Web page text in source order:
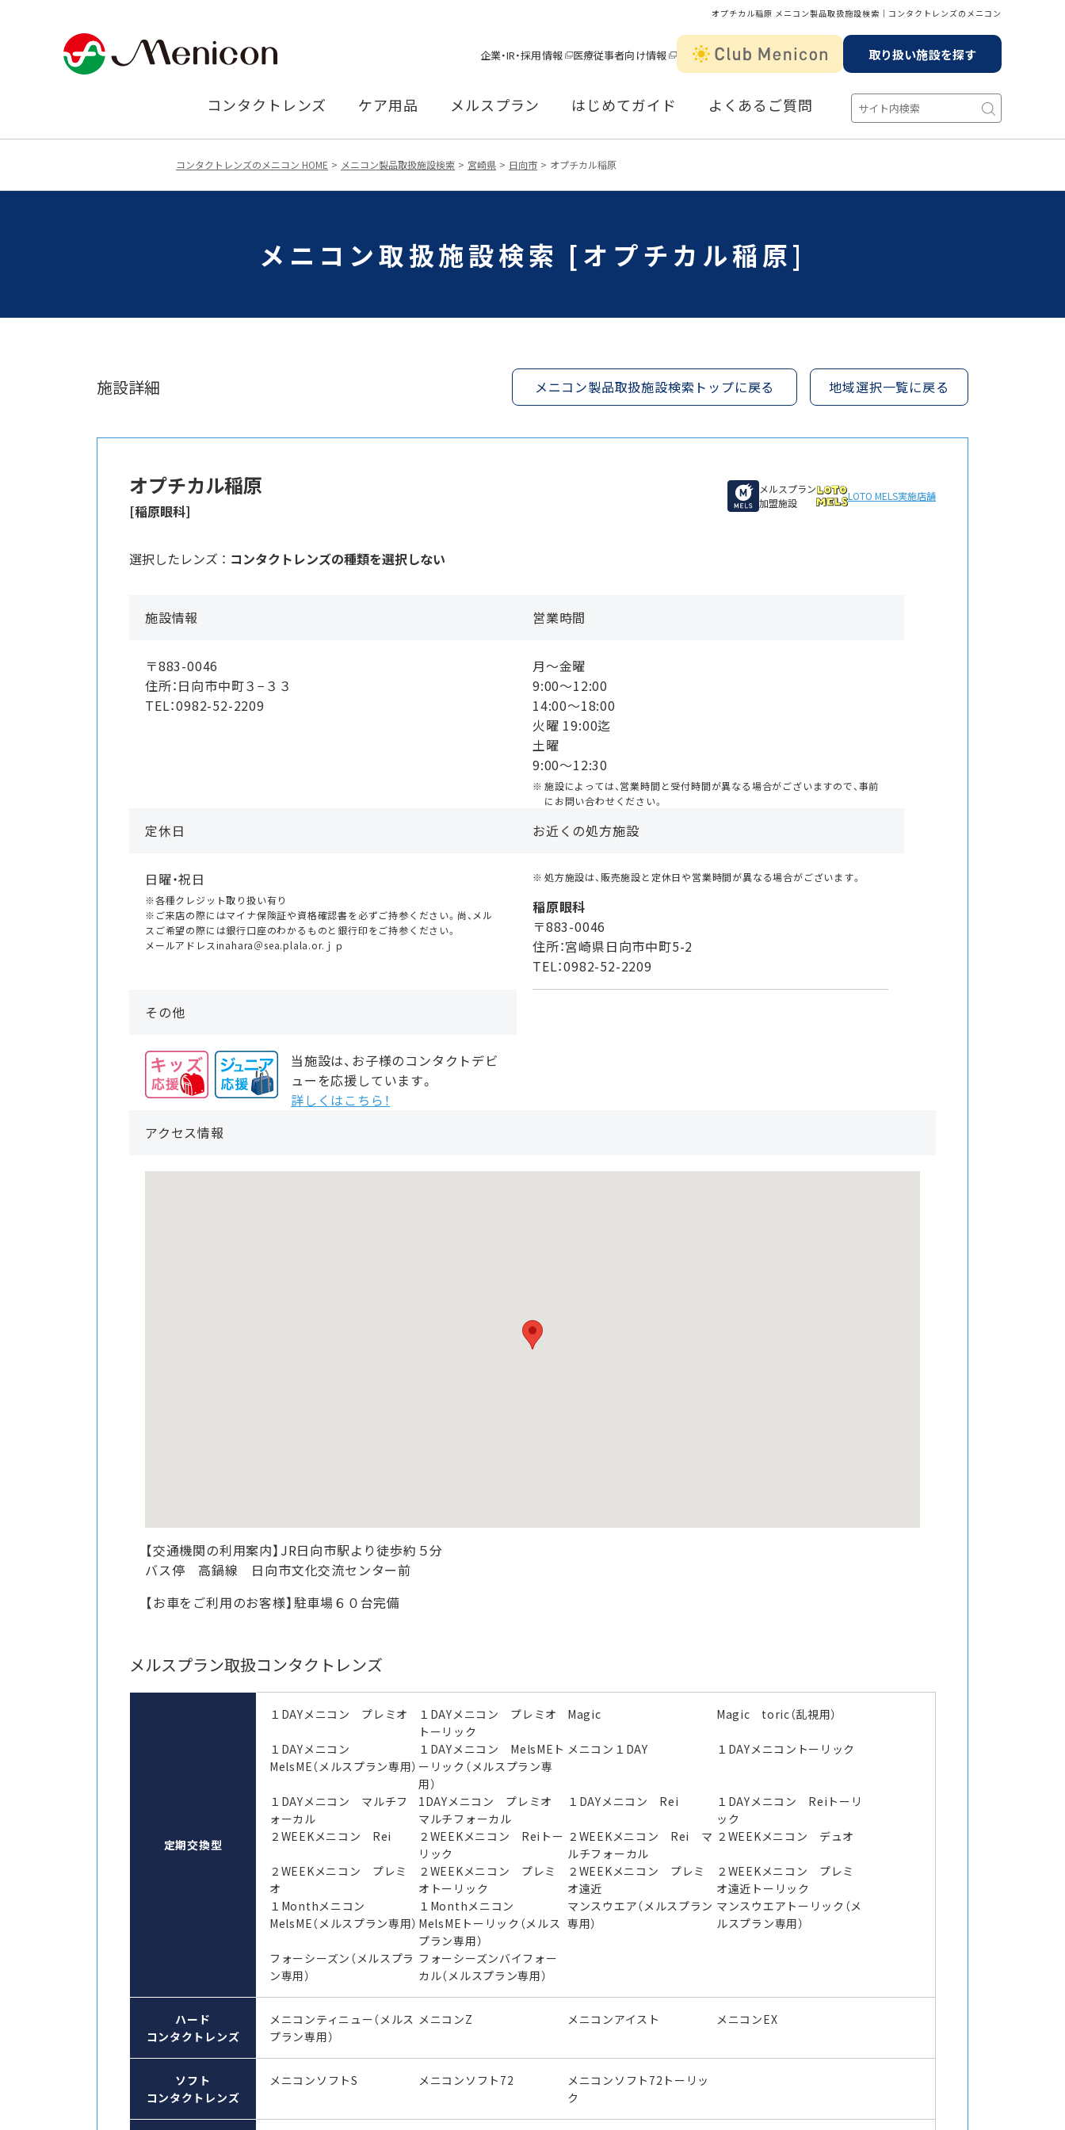
オプチカル稲原 メニコン製品取扱施設検索│コンタクトレンズのメニコン
企業・IR・採用情報 医療従事者向け情報 取り扱い施設を探す
コンタクトレンズ ケア用品 メルスプラン はじめてガイド よくあるご質問
コンタクトレンズのメニコン HOME メニコン製品取扱施設検索 宮崎県 日向市 オプチカル稲原
メニコン取扱施設検索 [オプチカル稲原]
施設詳細 メニコン製品取扱施設検索トップに戻る 地域選択一覧に戻る
オプチカル稲原
[稲原眼科]
メルスプラン
加盟施設
LOTO MELS実施店舗
選択したレンズ ： コンタクトレンズの種類を選択しない
施設情報
〒883-0046
住所：日向市中町３−３３
TEL：0982-52-2209
営業時間
月〜金曜
9:00〜12:00
14:00〜18:00
火曜 19:00迄
土曜
9:00〜12:30
施設によっては、営業時間と受付時間が異なる場合がございますので、事前
にお問い合わせください。
定休日
日曜・祝日
※各種クレジット取り扱い有り
※ご来店の際にはマイナ保険証や資格確認書を必ずご持参ください。尚、メル
スご希望の際には銀行口座のわかるものと銀行印をご持参ください。
メールアドレスinahara＠sea.plala.or.ｊｐ
お近くの処方施設
処方施設は、販売施設と定休日や営業時間が異なる場合がございます。
稲原眼科
〒883-0046
住所：宮崎県日向市中町5-2
TEL：0982-52-2209
その他
当施設は、お子様のコンタクトデビ
ューを応援しています。
詳しくはこちら！
アクセス情報
【交通機関の利用案内】JR日向市駅より徒歩約５分
バス停 高鍋線 日向市文化交流センター前
【お車をご利用のお客様】駐車場６０台完備
メルスプラン取扱コンタクトレンズ
定期交換型
１DAYメニコン プレミオ
１DAYメニコン プレミオ
トーリック
Magic Magic toric（乱視用）
１DAYメニコン
MelsME（メルスプラン専用）
１DAYメニコン MelsMEト
ーリック（メルスプラン専
用）
メニコン１DAY １DAYメニコントーリック
１DAYメニコン マルチフ
ォーカル
1DAYメニコン プレミオ
マルチフォーカル
１DAYメニコン Rei
１DAYメニコン Reiトーリ
ック
２WEEKメニコン Rei
２WEEKメニコン Reiトー
リック
２WEEKメニコン Rei マ
ルチフォーカル
２WEEKメニコン デュオ
２WEEKメニコン プレミ
オ
２WEEKメニコン プレミ
オトーリック
２WEEKメニコン プレミ
オ遠近
２WEEKメニコン プレミ
オ遠近トーリック
１Monthメニコン
MelsME（メルスプラン専用）
１Monthメニコン
MelsMEトーリック（メルス
プラン専用）
マンスウエア（メルスプラン
専用）
マンスウエアトーリック（メ
ルスプラン専用）
フォーシーズン（メルスプラ
ン専用）
フォーシーズンバイフォー
カル（メルスプラン専用）
ハード
コンタクトレンズ
メニコンティニュー（メルス
プラン専用）
メニコンZ メニコンアイスト メニコンEX
ソフト
コンタクトレンズ
メニコンソフトS メニコンソフト72
メニコンソフト72トーリッ
ク